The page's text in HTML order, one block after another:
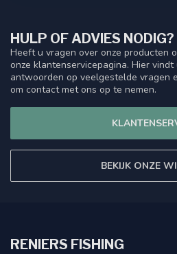
HULP OF ADVIES NODIG?
Heeft u vragen over onze producten
onze klantenservicepagina. Hier
antwoorden op veelgestelde vragen
om contact met ons op te nemen.
BEKIJK ONZE
RENIERS FISHING